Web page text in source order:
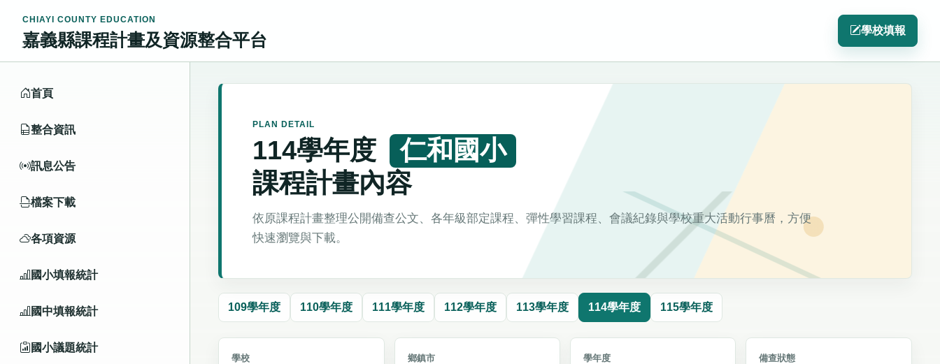
CHIAYI COUNTY EDUCATION
嘉義縣課程計畫及資源整合平台
學校填報
首頁
整合資訊
訊息公告
檔案下載
各項資源
國小填報統計
國中填報統計
國小議題統計
PLAN DETAIL
114學年度
仁和國小
課程計畫內容
依原課程計畫整理公開備查公文、各年級部定課程、彈性學習課程、會議紀錄與學校重大活動行事曆，方便
快速瀏覽與下載。
109學年度 110學年度 111學年度 112學年度 113學年度 114學年度 115學年度
學校 鄉鎮市 學年度 備查狀態